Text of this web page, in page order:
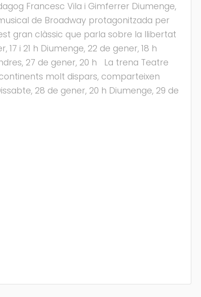
Francesc Vila i Gimferrer Diumenge,
de Broadway protagonitzada per
gran clàssic que parla sobre la llibertat
17 i 21 h Diumenge, 22 de gener, 18 h
27 de gener, 20 h La trena Teatre
molt dispars, comparteixen
28 de gener, 20 h Diumenge, 29 de